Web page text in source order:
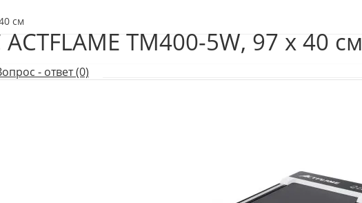
см
TM400-5W, 97 х 40 см
- ответ (0)